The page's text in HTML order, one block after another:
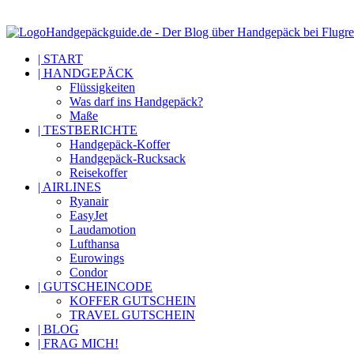
Handgepäckguide.de - Der Blog über Handgepäck bei
| START
| HANDGEPÄCK
Flüssigkeiten
Was darf ins Handgepäck?
Maße
| TESTBERICHTE
Handgepäck-Koffer
Handgepäck-Rucksack
Reisekoffer
| AIRLINES
Ryanair
EasyJet
Laudamotion
Lufthansa
Eurowings
Condor
| GUTSCHEINCODE
KOFFER GUTSCHEIN
TRAVEL GUTSCHEIN
| BLOG
| FRAG MICH!